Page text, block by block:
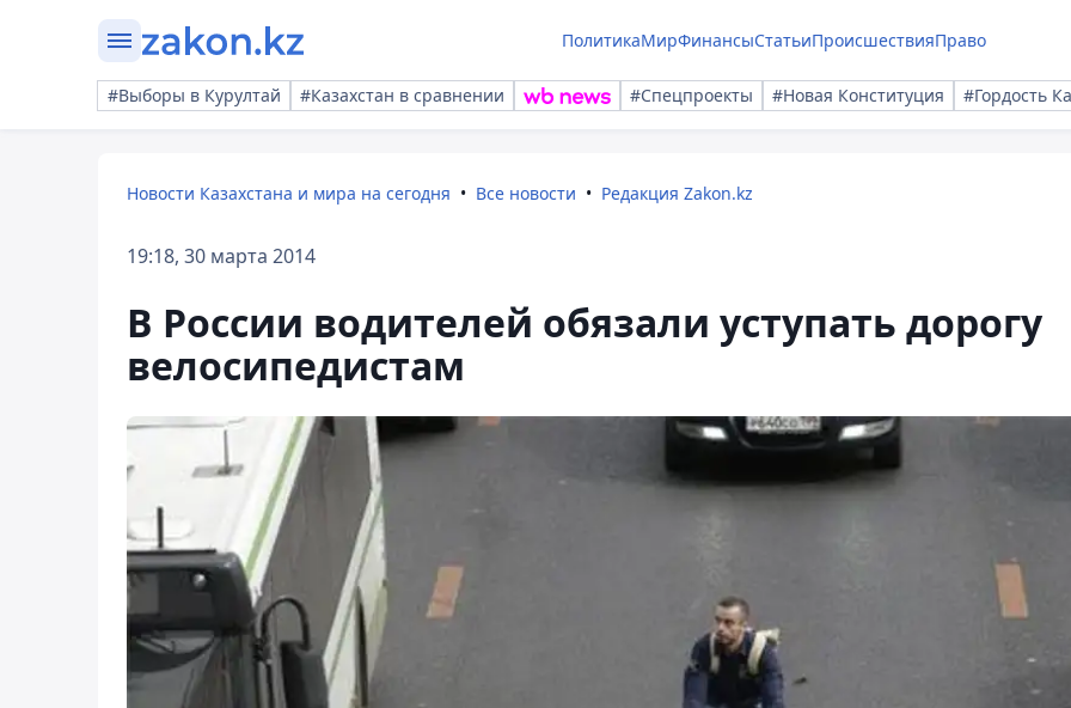
ПолитикаМирФинансыСтатьиПроисшествияПраво
#Выборы в Курултай #Казахстан в сравнении #Спецпроекты #Новая Конституция #Гордость
Новости Казахстана и мира на сегодня Все новости Редакция Zakon.kz
19:18, 30 марта 2014
В России водителей обязали уступать дорогу
велосипедистам